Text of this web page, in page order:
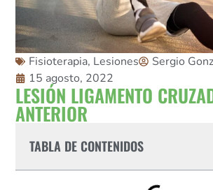
Fisioterapia, Lesiones
Sergio
15 agosto, 2022
LESIÓN LIGAMENTO
ANTERIOR
TABLA DE CONTENIDOS